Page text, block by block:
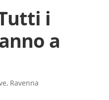
i
a
, Ravenna